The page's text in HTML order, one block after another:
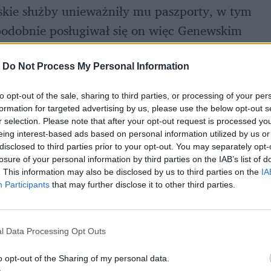
Do Not Process My Personal Information
opt-out of the sale, sharing to third parties, or processing of your
for targeted advertising by us, please use the below opt-out
selection. Please note that after your opt-out request is processed
interest-based ads based on personal information utilized by us
to third parties prior to your opt-out. You may separately
of your personal information by third parties on the IAB’s list of
This information may also be disclosed by us to third parties on the
Participants that may further disclose it to other third parties.
Data Processing Opt Outs
opt-out of the Sharing of my personal data.
służby unieważniły mu paszporty, w tym
posługiwał się on więc Genewskim
osobom z ochroną uzupełniającą
dokumentów od własnego państwa.
tego statusu, co z kolei umożliwiłoby